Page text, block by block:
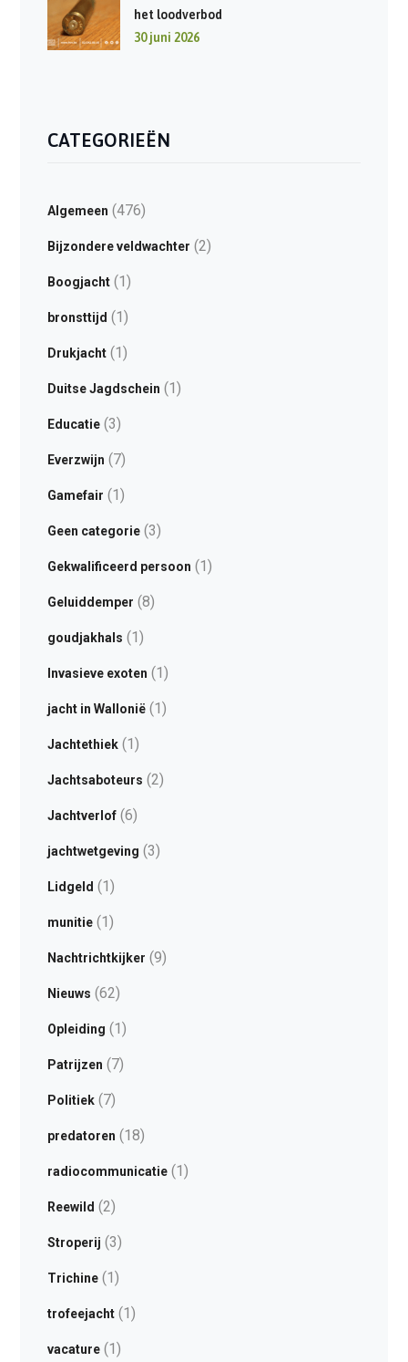
het loodverbod
30 juni 2026
CATEGORIEËN
Algemeen (476)
Bijzondere veldwachter (2)
Boogjacht(1)
bronsttijd (1)
Drukjacht(1)
Duitse Jagdschein (1)
Educatie(3)
Everzwijn (7)
Gamefair (1)
Geen categorie(3)
Gekwalificeerd persoon (1)
Geluiddemper (8)
goudjakhals (1)
Invasieve exoten (1)
jacht in Wallonië(1)
Jachtethiek(1)
Jachtsaboteurs (2)
Jachtverlof(6)
jachtwetgeving (3)
Lidgeld (1)
munitie(1)
Nachtrichtkijker (9)
Nieuws (62)
Opleiding (1)
Patrijzen (7)
Politiek(7)
predatoren (18)
radiocommunicatie(1)
Reewild (2)
Stroperij (3)
Trichine(1)
trofeejacht(1)
vacature(1)